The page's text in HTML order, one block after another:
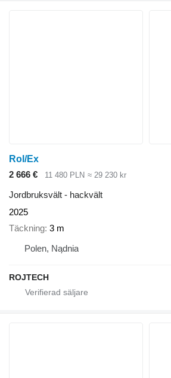
Rol/Ex
2 666 €
11 480 PLN ≈ 29 230 kr
Jordbruksvält - hackvält
2025
Täckning 3 m
Polen, Nądnia
ROJTECH